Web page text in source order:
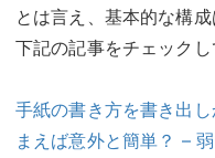
とは言え、基本的な構
下記の記事をチェックし
手紙の書き方を書き出
まえば意外と簡単？ –